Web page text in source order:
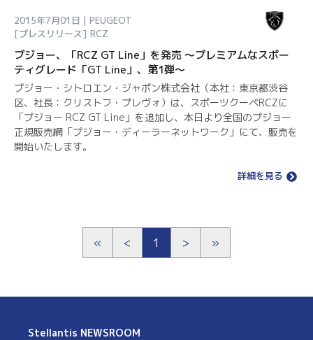
2015年7月01日 | PEUGEOT
[プレスリリース] RCZ
プジョー、「RCZ GT Line」を発売 ～プレミアムなスポー
ティグレード「GT Line」、第1弾～
プジョー・シトロエン・ジャポン株式会社（本社：東京都渋谷
区、社長：クリストフ・プレヴォ）は、スポーツクーペRCZに
「プジョー RCZ GT Line」を追加し、本日より全国のプジョー
正規販売網「プジョー・ディーラーネットワーク」にて、販売を
開始いたします。
詳細を見る
« < 1 > »
Stellantis NEWSROOM